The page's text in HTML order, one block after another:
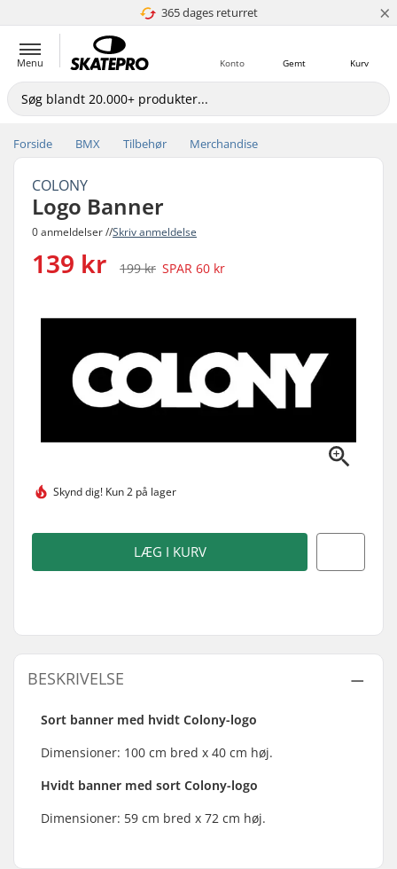
365 dages returret
4.8 ud af 5 ×
Menu Kurv
Gemt
Konto
Forside BMX Tilbehør Merchandise
COLONY
Logo Banner
0 anmeldelser //Skriv anmeldelse
139 kr 199 kr SPAR 60 kr
Skynd dig! Kun 2 på lager
LÆG I KURV
BESKRIVELSE
Sort banner med hvidt Colony-logo
Dimensioner: 100 cm bred x 40 cm høj.
Hvidt banner med sort Colony-logo
Dimensioner: 59 cm bred x 72 cm høj.